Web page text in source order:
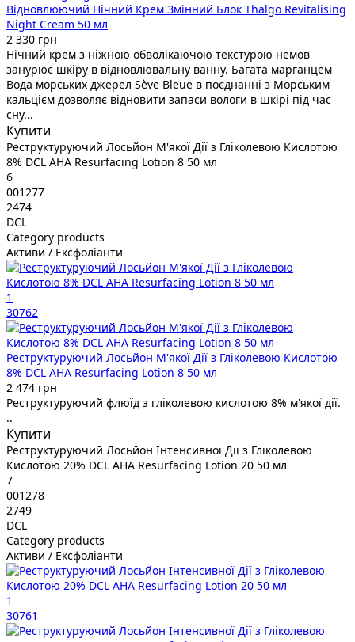
Відновлюючий Нічний Крем Змінний Блок Thalgo Revitalising
Night Cream 50 мл
2 330 грн
Нічний крем з ніжною обволікаючою текстурою немов
занурює шкіру в відновлювальну ванну. Багата марганцем
Вода морських джерел Sève Bleue в поєднанні з Морським
кальцієм дозволяє відновити запаси вологи в шкірі під час
сну...
Купити
Реструктуруючий Лосьйон М'якої Дії з Гліколевою Кислотою
8% DCL AHA Resurfacing Lotion 8 50 мл
6
001277
2474
DCL
Category products
Активи / Ексфоліанти
1
30762
Реструктуруючий Лосьйон М'якої Дії з Гліколевою Кислотою
8% DCL AHA Resurfacing Lotion 8 50 мл
2 474 грн
Реструктуруючий флюїд з гліколевою кислотою 8% м'якої дії.
..
Купити
Реструктуруючий Лосьйон Інтенсивної Дії з Гліколевою
Кислотою 20% DCL AHA Resurfacing Lotion 20 50 мл
7
001278
2749
DCL
Category products
Активи / Ексфоліанти
1
30761